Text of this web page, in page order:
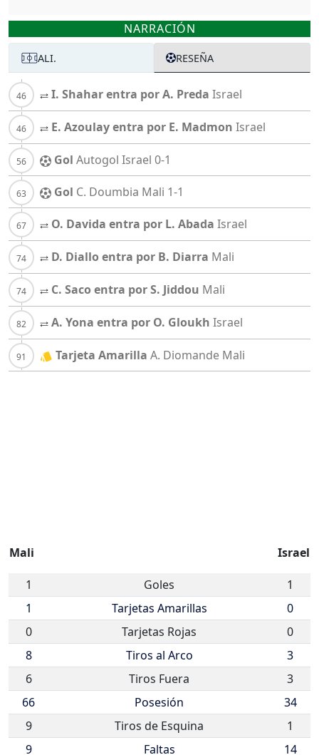
NARRACIÓN
ALI. RESEÑA
I. Shahar entra por A. Preda Israel
E. Azoulay entra por E. Madmon Israel
Gol Autogol Israel 0-1
Gol C. Doumbia Mali 1-1
O. Davida entra por L. Abada Israel
D. Diallo entra por B. Diarra Mali
C. Saco entra por S. Jiddou Mali
A. Yona entra por O. Gloukh Israel
Tarjeta Amarilla A. Diomande Mali
Mali Israel
1 Goles
1
1
Tarjetas Amarillas
0
0
Tarjetas Rojas
0
8
Tiros al Arco
3
6
Tiros Fuera
3
66
Posesión
34
9
Tiros de Esquina
1
9
Faltas 14